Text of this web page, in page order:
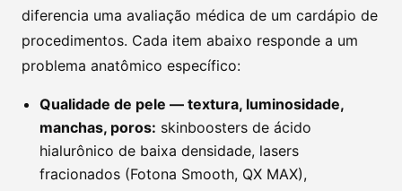
diferencia uma avaliação médica de um cardápio de
procedimentos. Cada item abaixo responde a um
problema anatômico específico:
Qualidade de pele — textura, luminosidade,
manchas, poros: skinboosters de ácido
hialurônico de baixa densidade, lasers
fracionados (Fotona Smooth, QX MAX),